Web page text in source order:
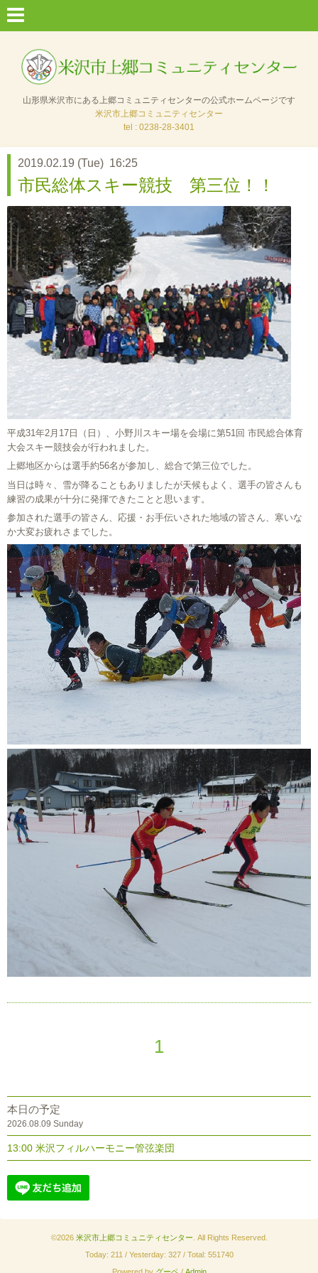
山形県米沢市にある上郷コミュニティセンターの公式ホームページです
米沢市上郷コミュニティセンター
tel : 0238-28-3401
2019.02.19 (Tue) 16:25
市民総体スキー競技 第三位！！
平成31年2月17日（日）、小野川スキー場を会場に第51回 市民総合体育
大会スキー競技会が行われました。
上郷地区からは選手約56名が参加し、総合で第三位でした。
当日は時々、雪が降ることもありましたが天候もよく、選手の皆さんも
練習の成果が十分に発揮できたことと思います。
参加された選手の皆さん、応援・お手伝いされた地域の皆さん、寒いな
か大変お疲れさまでした。
1
本日の予定
2026.08.09 Sunday
13:00 米沢フィルハーモニー管弦楽団
©2026 米沢市上郷コミュニティセンター . All Rights Reserved.
Today: 211 / Yesterday: 327/ Total: 551740